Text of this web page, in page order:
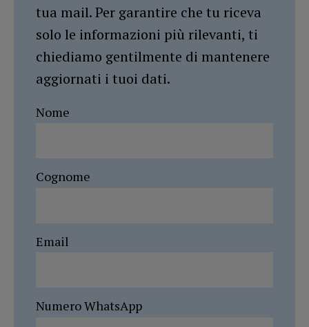
tua mail. Per garantire che tu riceva
solo le informazioni più rilevanti, ti
chiediamo gentilmente di mantenere
aggiornati i tuoi dati.
Nome
Cognome
Email
Numero WhatsApp